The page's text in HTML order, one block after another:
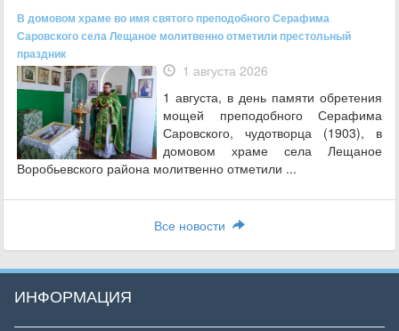
В домовом храме во имя святого преподобного Серафима
Саровского села Лещаное молитвенно отметили престольный
праздник
1 августа 2026
1 августа, в день памяти обретения
мощей преподобного Серафима
Саровского, чудотворца (1903), в
домовом храме села Лещаное
Воробьевского района молитвенно отметили ...
Все новости
ИНФОРМАЦИЯ